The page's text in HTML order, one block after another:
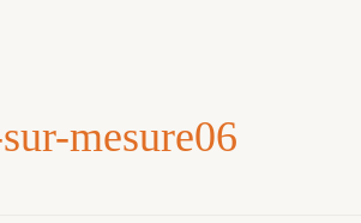
mesure06